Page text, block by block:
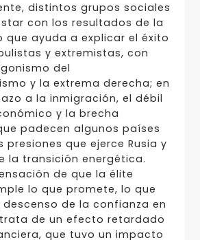
distintos grupos sociales
con los resultados de la
que ayuda a explicar el éxito
y extremistas, con
del
y la extrema derecha; en
a la inmigración, el débil
y la brecha
padecen algunos países
presiones que ejerce Rusia y
la transición energética.
de que la élite
lo que promete, lo que
de la confianza en
de un efecto retardado
que tuvo un impacto